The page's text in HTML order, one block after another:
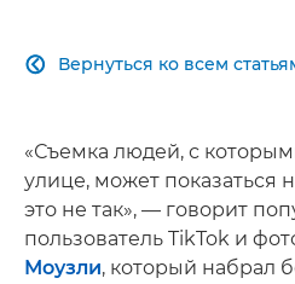
Вернуться ко всем

«Съемка людей, с
улице, может показаться
это не так», — говорит
пользователь TikTok и
Моузли, который набрал